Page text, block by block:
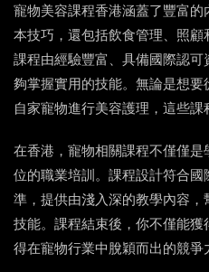
寵物美容課程香港涵蓋了豐富
本技巧，還包括飲食管理、照
課程由經驗豐富、具備國際認
夠掌握實用的技能。無論是想
自家寵物進行美容護理，這些課
在香港，寵物相關課程不僅僅
位的職業培訓。課程設計符合國
準，提供由淺入深的教學內容
技能。課程結束後，你不僅能
得在寵物行業中脫穎而出的競爭